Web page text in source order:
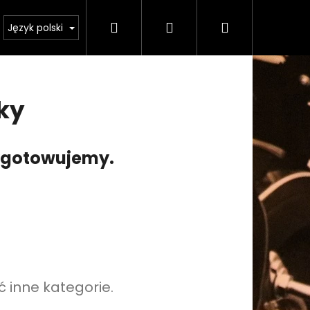
ochrany osobních údajů
Język polski Szukaj Zaloguj Koszyk
inne kategorie.